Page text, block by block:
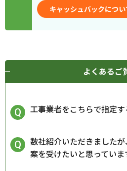
キャッシュバックについ
よくあるご
工事業者をこちらで指定
数社紹介いただきました
案を受けたいと思っていま